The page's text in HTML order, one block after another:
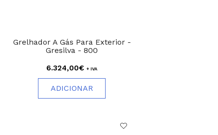
Grelhador A Gás Para Exterior -
Gresilva - 800
6.324,00€ + IVA
ADICIONAR